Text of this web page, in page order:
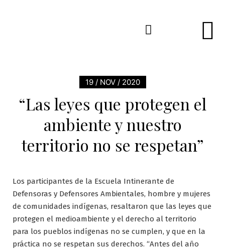
19 / NOV / 2020
“Las leyes que protegen el
ambiente y nuestro
territorio no se respetan”
Los participantes de la Escuela Intinerante de
Defensoras y Defensores Ambientales, hombre y mujeres
de comunidades indígenas, resaltaron que las leyes que
protegen el medioambiente y el derecho al territorio
para los pueblos indígenas no se cumplen, y que en la
práctica no se respetan sus derechos. “Antes del año